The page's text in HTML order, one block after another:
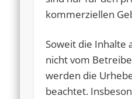
kommerziellen
Soweit die Inhalte
nicht vom
werden die
beachtet.